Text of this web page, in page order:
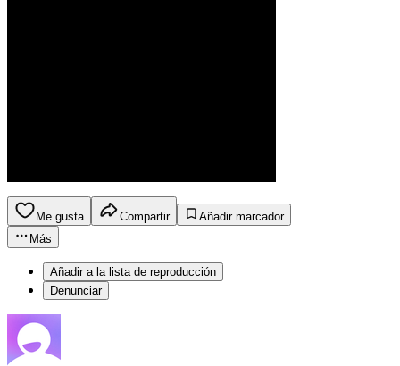
Me gusta Compartir
Añadir marcador
Más
Añadir a la lista de reproducción
Denunciar